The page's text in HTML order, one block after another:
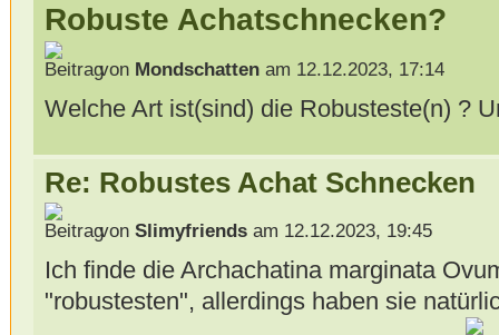
Robuste Achatschnecken?
von Mondschattenam 12.12.2023, 17:14
Welche Art ist(sind) die Robusteste(n) ?
Re: Robustes Achat Schnecken
von Slimyfriendsam 12.12.2023, 19:45
Ich finde die Archachatina marginata
"robustesten", allerdings haben sie